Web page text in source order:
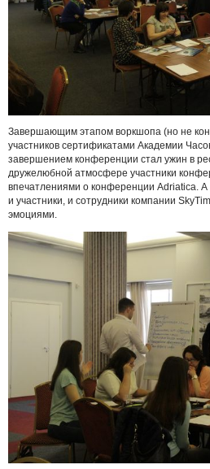
Завершающим этапом воркшопа (но не
участников сертификатами Академии
завершением конференции стал ужин в
дружелюбной атмосфере участники
впечатлениями о конференции Adriatica. А
и участники, и сотрудники компании
эмоциями.